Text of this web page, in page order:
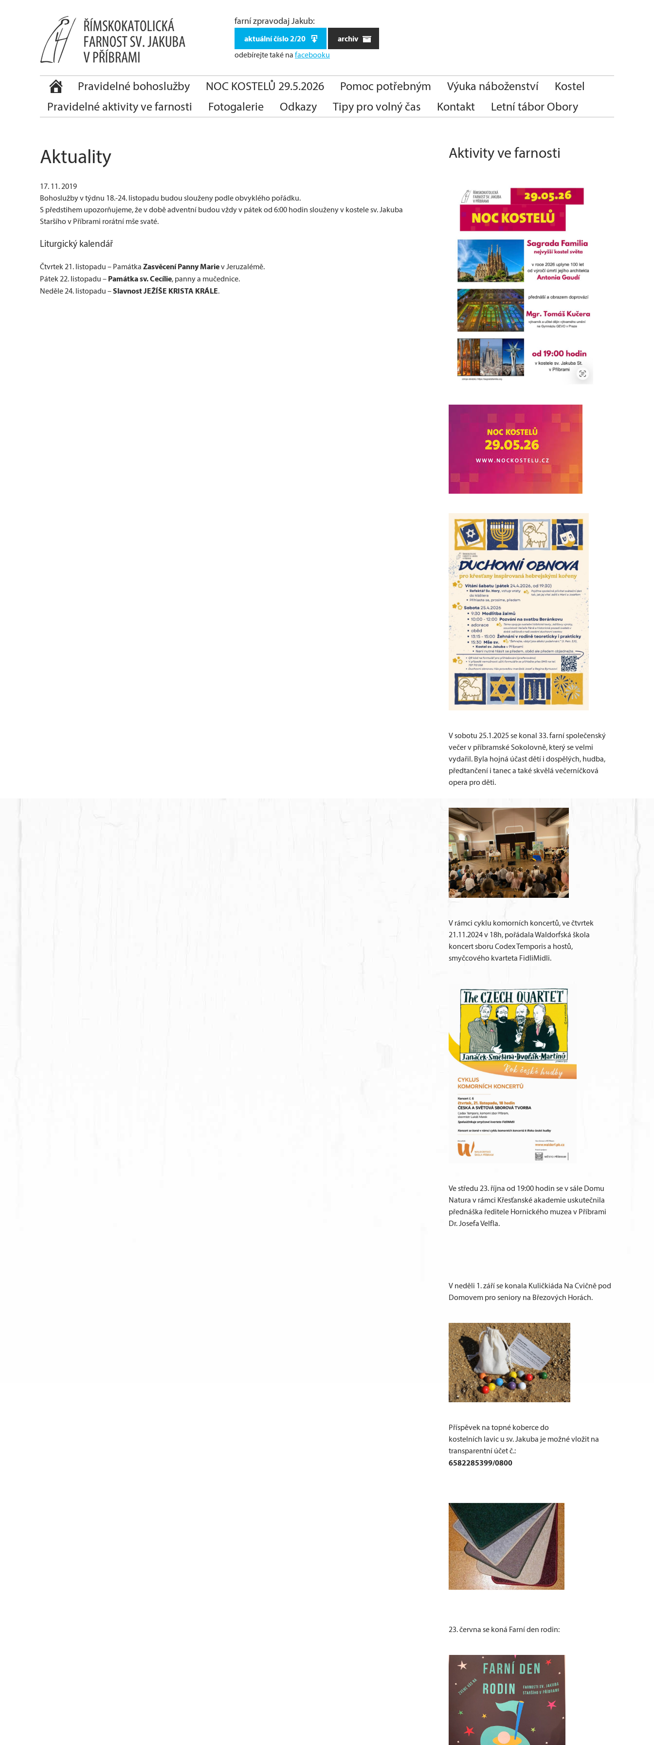
farní zpravodaj Jakub:
aktuální číslo 2/20 archiv
odebírejte také na facebooku
Pravidelné bohoslužby NOC KOSTELŮ 29.5.2026 Pomoc potřebným Výuka náboženství
Kostel
Pravidelné aktivity ve farnosti
Fotogalerie Odkazy Tipy pro volný čas Kontakt Letní tábor Obory
Aktuality
17. 11. 2019
Bohoslužby v týdnu 18.-24. listopadu budou slouženy podle obvyklého pořádku.
S předstihem upozorňujeme, že v době adventní budou vždy v pátek od 6:00 hodin slouženy v kostele sv. Jakuba
Staršího v Příbrami rorátní mše svaté.
Liturgický kalendář
Čtvrtek 21. listopadu – Památka Zasvěcení Panny Mariev Jeruzalémě.
Pátek 22. listopadu – Památka sv. Cecílie, panny a mučednice.
Neděle 24. listopadu –Slavnost JEŽÍŠE KRISTA KRÁLE.
Aktivity ve farnosti
V sobotu 25.1.2025 se konal 33. farní společenský
večer v příbramské Sokolovně, který se velmi
vydařil. Byla hojná účast dětí i dospělých, hudba,
předtančení i tanec a také skvělá večerníčková
opera pro děti.
V rámci cyklu komorních koncertů, ve čtvrtek
21.11.2024 v 18h, pořádala Waldorfská škola
koncert sboru Codex Temporis a hostů,
smyčcového kvarteta FidliMidli.
Ve středu 23. října od 19:00 hodin se v sále Domu
Natura v rámci Křesťanské akademie uskutečnila
přednáška ředitele Hornického muzea v Příbrami
Dr. Josefa Velfla.
V neděli 1. září se konala Kuličkiáda Na Cvičně pod
Domovem pro seniory na Březových Horách.
Příspěvek na topné koberce do
kostelních lavic u sv. Jakuba je možné vložit na
transparentní účet č.:
6582285399/0800
23. června se koná Farní den rodin: